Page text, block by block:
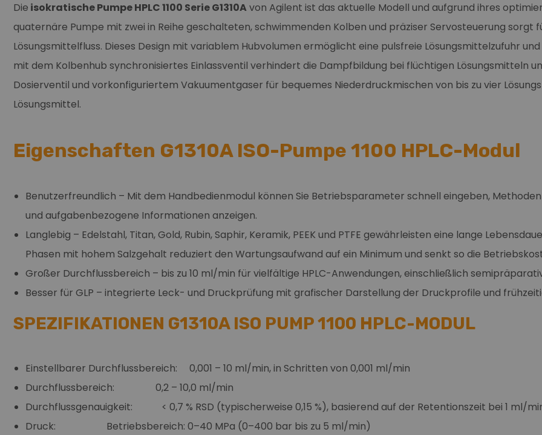
Die isokratische Pumpe HPLC 1100 Serie G1310Avon Agilent ist das aktuelle Modell und aufgrund ihres
quaternäre Pumpe mit zwei in Reihe geschalteten, schwimmenden Kolben und präziser Servosteuerung sorgt
Lösungsmittelfluss. Dieses Design mit variablem Hubvolumen ermöglicht eine pulsfreie Lösungsmittelzufuhr
mit dem Kolbenhub synchronisiertes Einlassventil verhindert die Dampfbildung bei flüchtigen Lösungsmitteln
Dosierventil und vorkonfiguriertem Vakuumentgaser für bequemes Niederdruckmischen von bis zu vier
Lösungsmittel.
Eigenschaften G1310A ISO-Pumpe 1100 HPLC-Modul
Benutzerfreundlich – Mit dem Handbedienmodul können Sie Betriebsparameter schnell eingeben,
und aufgabenbezogene Informationen anzeigen.
Langlebig – Edelstahl, Titan, Gold, Rubin, Saphir, Keramik, PEEK und PTFE gewährleisten eine lange
Phasen mit hohem Salzgehalt reduziert den Wartungsaufwand auf ein Minimum und senkt so die
Großer Durchflussbereich – bis zu 10 ml/min für vielfältige HPLC-Anwendungen, einschließlich
Besser für GLP – integrierte Leck- und Druckprüfung mit grafischer Darstellung der Druckprofile und
SPEZIFIKATIONEN G1310A ISO PUMP 1100 HPLC-MODUL
Einstellbarer Durchflussbereich: 0,001 – 10 ml/min, in Schritten von 0,001 ml/min
Durchflussbereich: 0,2 – 10,0 ml/min
Durchflussgenauigkeit: < 0,7 % RSD (typischerweise 0,15 %), basierend auf der Retentionszeit bei 1 ml/
Druck: Betriebsbereich: 0–40 MPa (0–400 bar bis zu 5 ml/min)